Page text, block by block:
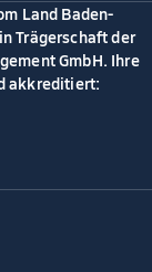
Land Baden-
Trägerschaft der
GmbH. Ihre
akkreditiert: